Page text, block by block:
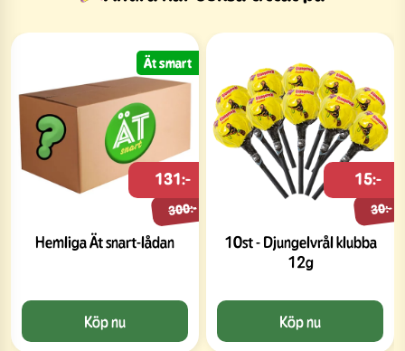
Hemliga Ät snart-lådan
300:-
131:-
Köp nu
Ät smart
10st - Djungelvrål klubba
12g
30:-
15:-
Köp nu